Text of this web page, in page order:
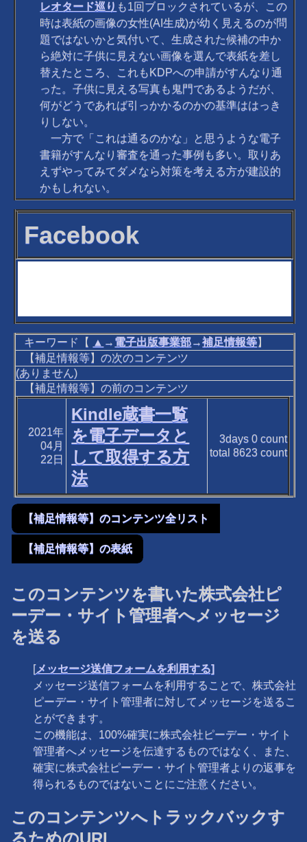
レオタード巡り も1回ブロックされているが、この
時は表紙の画像の女性(AI生成)が幼く見えるのが問
題ではないかと気付いて、生成された候補の中か
ら絶対に子供に見えない画像を選んで表紙を差し
替えたところ、これもKDPへの申請がすんなり通
った。子供に見える写真も鬼門であるようだが、
何がどうであれば引っかかるのかの基準ははっき
りしない。
一方で「これは通るのかな」と思うような電子
書籍がすんなり審査を通った事例も多い。取りあ
えずやってみてダメなら対策を考える方が建設的
かもしれない。
Facebook
キーワード【 ▲ → 電子出版事業部→補足情報等】
【補足情報等】の次のコンテンツ
(ありません)
【補足情報等】の前のコンテンツ
2021年
04月
22日
Kindle蔵書一覧
を電子データと
して取得する方
法
3days 0count
total 8623count
【補足情報等】のコンテンツ全リスト
【補足情報等】の表紙
このコンテンツを書いた株式会社ピ
ーデー・サイト管理者へメッセージ
を送る
[メッセージ送信フォームを利用する]
メッセージ送信フォームを利用することで、株式会社
ピーデー・サイト管理者に対してメッセージを送るこ
とができます。
この機能は、100%確実に株式会社ピーデー・サイト
管理者へメッセージを伝達するものではなく、また、
確実に株式会社ピーデー・サイト管理者よりの返事を
得られるものではないことにご注意ください。
このコンテンツへトラックバックす
るためのURL